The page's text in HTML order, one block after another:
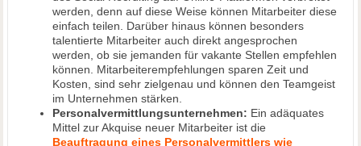
werden, denn auf diese Weise können Mitarbeiter diese
einfach teilen. Darüber hinaus können besonders
talentierte Mitarbeiter auch direkt angesprochen
werden, ob sie jemanden für vakante Stellen empfehlen
können. Mitarbeiterempfehlungen sparen Zeit und
Kosten, sind sehr zielgenau und können den Teamgeist
im Unternehmen stärken.
Personalvermittlungsunternehmen: Ein adäquates
Mittel zur Akquise neuer Mitarbeiter ist die
Beauftragung eines Personalvermittlers wie